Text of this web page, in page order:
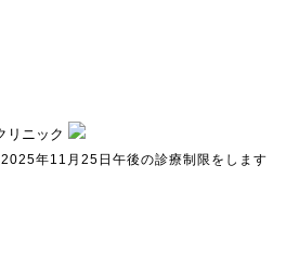
2025年11月25日午後の診療制限をします